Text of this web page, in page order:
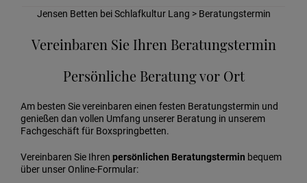
Jensen Betten bei Schlafkultur Lang > Beratungstermin
Vereinbaren Sie Ihren Beratungstermin
Persönliche Beratung vor Ort
Am besten Sie vereinbaren einen festen Beratungstermin und
genießen dan vollen Umfang unserer Beratung in unserem
Fachgeschäft für Boxspringbetten.
Vereinbaren Sie Ihren persönlichen Beratungstermin bequem
über unser Online-Formular: